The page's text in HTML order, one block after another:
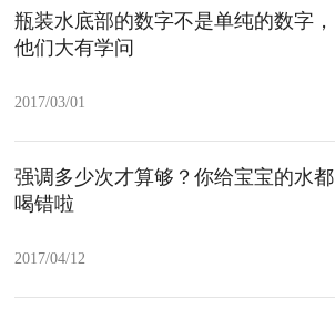
瓶装水底部的数字不是单纯的数字，
他们大有学问
2017/03/01
强调多少次才算够？你给宝宝的水都
喝错啦
2017/04/12